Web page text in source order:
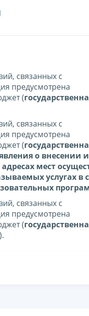
связанных с
предусмотрена
(
связанных с
предусмотрена
(
о внесении
мест
услугах в
связанных с
предусмотрена
(
).